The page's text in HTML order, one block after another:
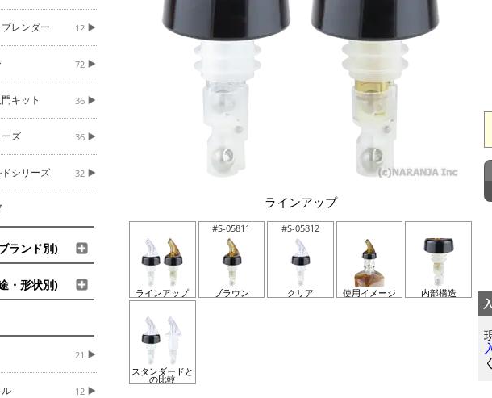
レンダー 12
72
キット 36
ズ 36
シリーズ 32
ランド別)
・形状別)
21
12
ラインアップ
ラインアップ
#S-05811
ブラウン
#S-05812
クリア 使用イメージ 内部構造
スタンダードと
の比較